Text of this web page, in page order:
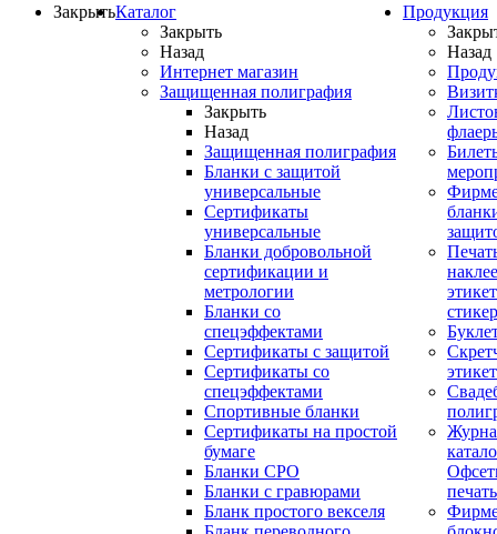
ЗакрытьКаталог
Закрыть
Назад
Интернет магазин
Защищенная полиграфия
Закрыть
Назад
Защищенная полиграфия
Бланки с защитой
универсальные
Сертификаты
универсальные
Бланки добровольной
сертификации и
метрологии
Бланки со
спецэффектами
Сертификаты с защитой
Сертификаты со
спецэффектами
Спортивные бланки
Cертификаты на простой
бумаге
Бланки СРО
Бланки с гравюрами
Бланк простого векселя
Продукция
Назад
печать